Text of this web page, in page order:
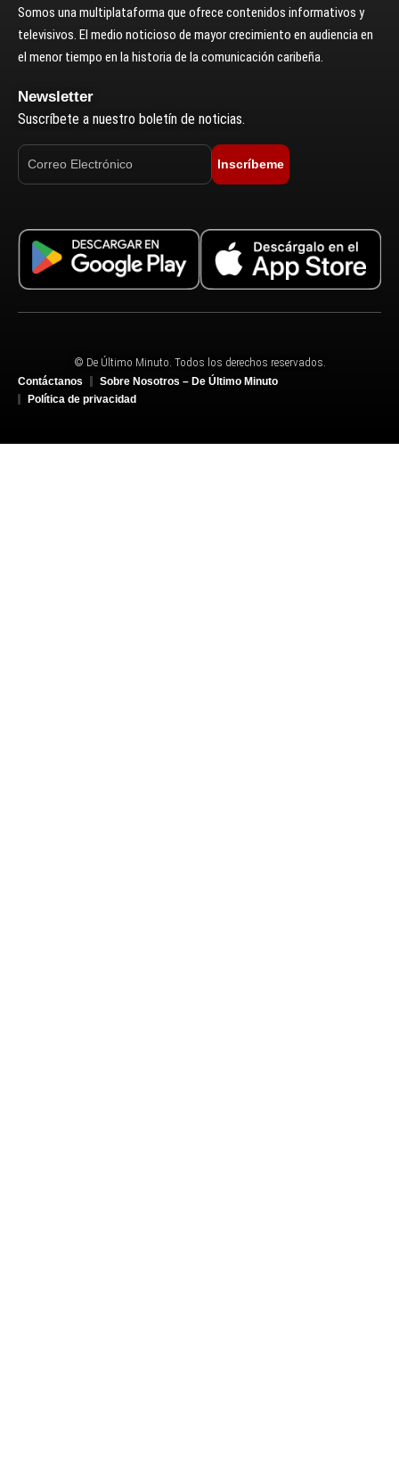
Somos una multiplataforma que ofrece contenidos informativos y
televisivos. El medio noticioso de mayor crecimiento en audiencia en
el menor tiempo en la historia de la comunicación caribeña.
Newsletter
Suscríbete a nuestro boletín de noticias.
Inscríbeme
© De Último Minuto. Todos los derechos reservados.
Contáctanos
Sobre Nosotros – De Último Minuto
Política de privacidad